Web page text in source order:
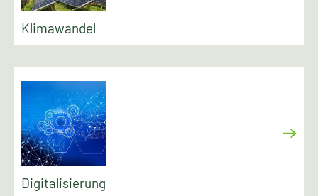
Klimawandel
Digitalisierung